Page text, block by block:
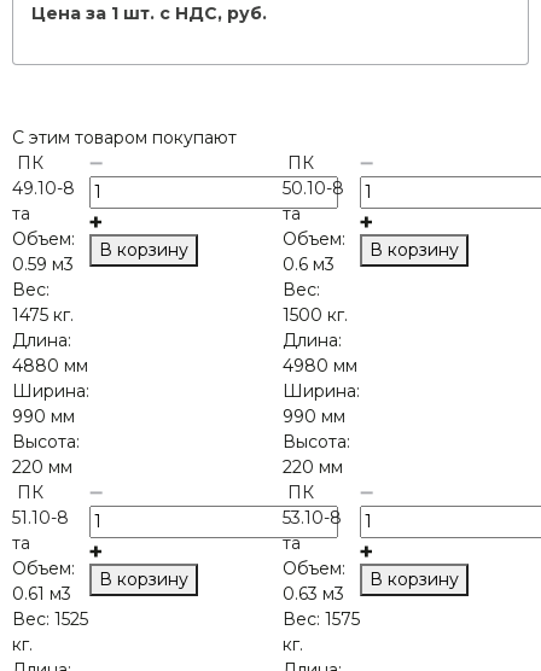
Цена за 1 шт. с НДС, руб.
С этим товаром покупают
ПК
49.10-8
та
Объем:
0.59 м3
Вес:
1475 кг.
Длина:
4880 мм
Ширина:
990 мм
Высота:
220 мм
В корзину
ПК
50.10-8
та
Объем:
0.6 м3
Вес:
1500 кг.
Длина:
4980 мм
Ширина:
990 мм
Высота:
220 мм
В корзину
ПК
51.10-8
та
Объем:
0.61 м3
Вес: 1525
кг.
В корзину
ПК
53.10-8
та
Объем:
0.63 м3
Вес: 1575
кг.
В корзину